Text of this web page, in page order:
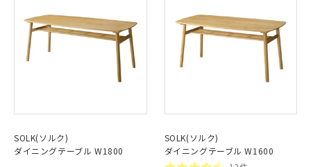
SOLK(ソルク)
ダイニングテーブル W1800
SOLK(ソルク)
ダイニングテーブル W1600